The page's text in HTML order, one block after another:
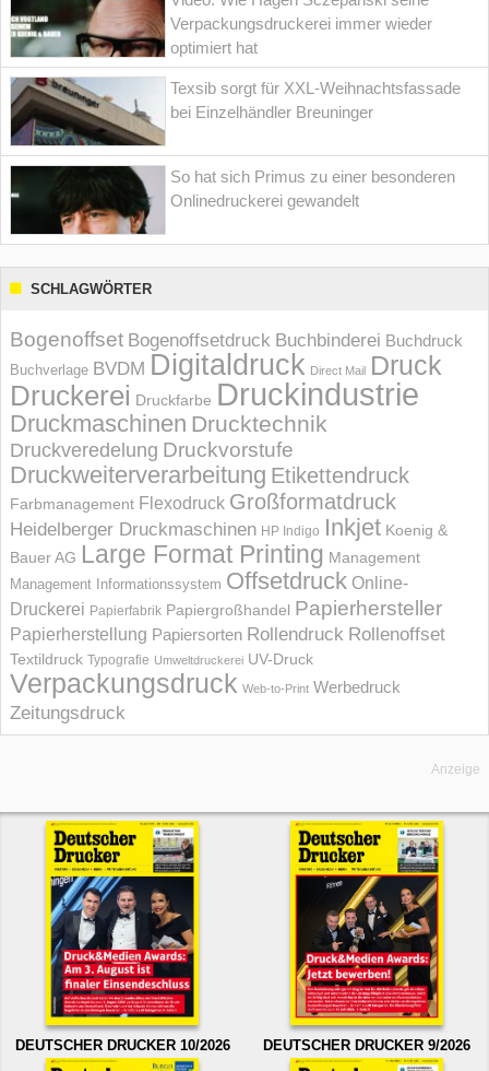
Verpackungsdruckerei immer wieder
optimiert hat
Texsib sorgt für XXL-Weihnachtsfassade
bei Einzelhändler Breuninger
So hat sich Primus zu einer besonderen
Onlinedruckerei gewandelt
SCHLAGWÖRTER
Bogenoffset Bogenoffsetdruck Buchbinderei Buchdruck
Buchverlage BVDM Digitaldruck Direct Mail Druck
Druckerei Druckfarbe Druckindustrie
Druckmaschinen Drucktechnik
Druckveredelung Druckvorstufe
Druckweiterverarbeitung Etikettendruck
Farbmanagement Flexodruck Großformatdruck
Heidelberger Druckmaschinen HP Indigo Inkjet Koenig &
Bauer AG Large Format Printing Management
Management Informations­system Offsetdruck Online-
Druckerei Papierfabrik Papiergroßhandel Papierhersteller
Papierherstellung Papiersorten Rollendruck Rollenoffset
Textildruck Typografie Umweltdruckerei UV-Druck
Verpackungsdruck Web-to-Print Werbedruck
Zeitungsdruck
Anzeige
DEUTSCHER DRUCKER 10/2026 DEUTSCHER DRUCKER 9/2026